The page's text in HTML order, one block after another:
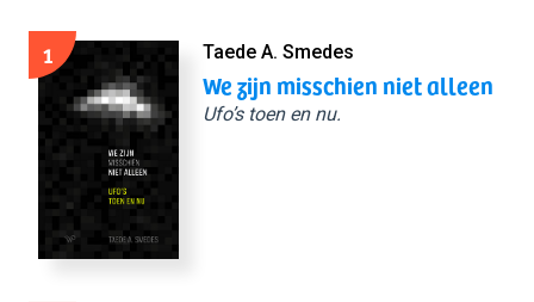
1 Taede A. Smedes
We zijn misschien niet alleen
Ufo’s toen en nu.